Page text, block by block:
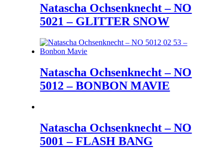
Natascha Ochsenknecht – NO
5021 – GLITTER SNOW
Natascha Ochsenknecht – NO
5012 – BONBON MAVIE
Natascha Ochsenknecht – NO
5001 – FLASH BANG